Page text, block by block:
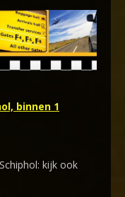
binnen 1
kijk ook